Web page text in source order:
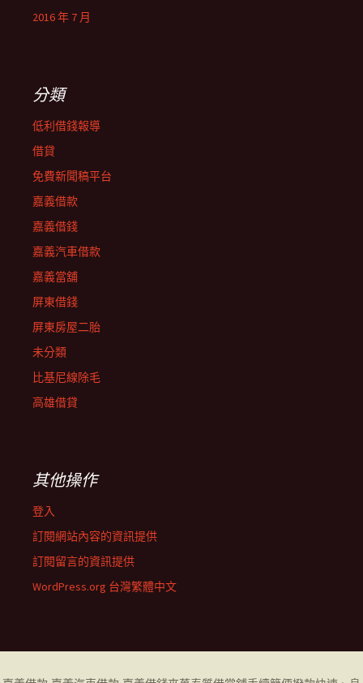
2016 年 7 月
分類
低利借錢報導
借貸
免費新聞稿平台
嘉義借款
嘉義借錢
嘉義汽車借款
嘉義當舖
屏東借錢
屏東房屋二胎
未分類
比基尼線除毛
高雄借貸
其他操作
登入
訂閱網站內容的資訊提供
訂閱留言的資訊提供
WordPress.org 台灣繁體中文